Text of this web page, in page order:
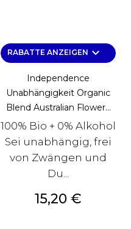
RABATTE ANZEIGEN keyboard_arrow_down
Independence
Unabhängigkeit Organic
Blend Australian Flower...
100% Bio + 0% Alkohol
Sei unabhängig, frei
von Zwängen und
Du...
Preis
15,20 €